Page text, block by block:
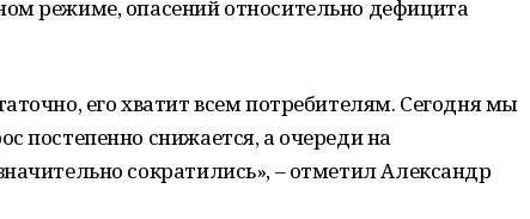
режиме, опасений относительно дефицита
его хватит всем потребителям. Сегодня мы
постепенно снижается, а очереди на
сократились», – отметил Александр